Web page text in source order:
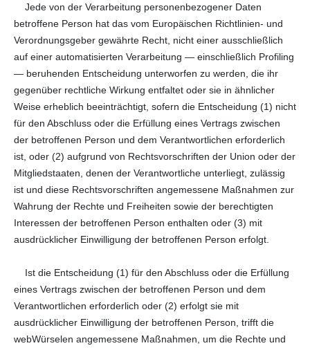
Jede von der Verarbeitung personenbezogener Daten
betroffene Person hat das vom Europäischen Richtlinien- und
Verordnungsgeber gewährte Recht, nicht einer ausschließlich
auf einer automatisierten Verarbeitung — einschließlich Profiling
— beruhenden Entscheidung unterworfen zu werden, die ihr
gegenüber rechtliche Wirkung entfaltet oder sie in ähnlicher
Weise erheblich beeinträchtigt, sofern die Entscheidung (1) nicht
für den Abschluss oder die Erfüllung eines Vertrags zwischen
der betroffenen Person und dem Verantwortlichen erforderlich
ist, oder (2) aufgrund von Rechtsvorschriften der Union oder der
Mitgliedstaaten, denen der Verantwortliche unterliegt, zulässig
ist und diese Rechtsvorschriften angemessene Maßnahmen zur
Wahrung der Rechte und Freiheiten sowie der berechtigten
Interessen der betroffenen Person enthalten oder (3) mit
ausdrücklicher Einwilligung der betroffenen Person erfolgt.
Ist die Entscheidung (1) für den Abschluss oder die Erfüllung
eines Vertrags zwischen der betroffenen Person und dem
Verantwortlichen erforderlich oder (2) erfolgt sie mit
ausdrücklicher Einwilligung der betroffenen Person, trifft die
webWürselen angemessene Maßnahmen, um die Rechte und